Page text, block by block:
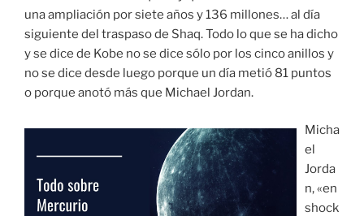
una ampliación por siete años y 136 millones… al día
siguiente del traspaso de Shaq. Todo lo que se ha dicho
y se dice de Kobe no se dice sólo por los cinco anillos y
no se dice desde luego porque un día metió 81 puntos
o porque anotó más que Michael Jordan.
Micha
el
Jorda
n, «en
shock